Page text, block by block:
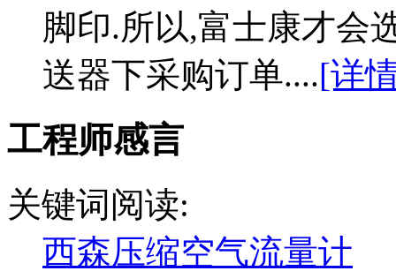
脚印.所以,富士康才会
送器下采购订单....[详
工程师感言
关键词阅读:
西森压缩空气流量计